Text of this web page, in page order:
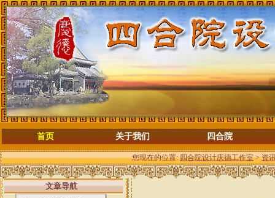
首页 关于我们 四合院
您现在的位置:四合院设计庆德工作室>资
文章导航